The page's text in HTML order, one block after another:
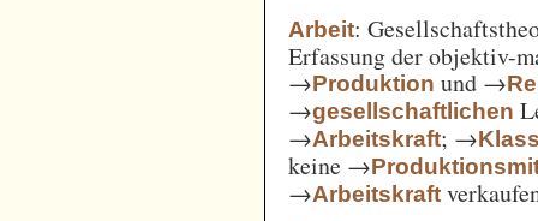
Arbeit:
Erfassung der objektiv-
→Produktion und →
→gesellschaftlichen
→Arbeitskraft; →
keine →
→Arbeitskraft